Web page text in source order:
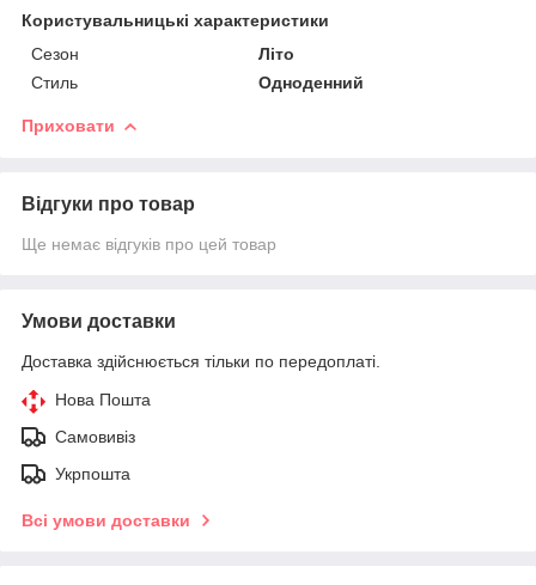
Користувальницькі характеристики
Сезон
Літо
Стиль
Одноденний
Приховати
Відгуки про товар
Ще немає відгуків про цей товар
Умови доставки
Доставка здійснюється тільки по передоплаті.
Нова Пошта
Самовивіз
Укрпошта
Всі умови доставки